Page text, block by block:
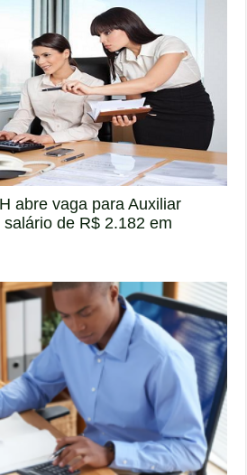
abre vaga para Auxiliar
de R$ 2.182 em